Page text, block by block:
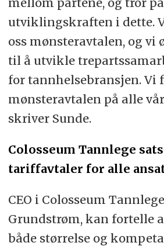
utviklingskraften i dette.
oss mønsteravtalen, og vi
til å utvikle
for tannhelsebransjen. Vi
mønsteravtalen på alle
skriver Sunde.
Colosseum Tannlege
tariffavtaler for alle
CEO i Colosseum
Grundstrøm, kan fortelle
både størrelse og